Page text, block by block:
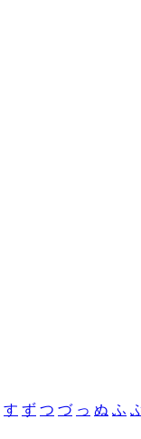
す ず つ づ っ ぬ ふ